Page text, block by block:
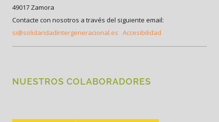
49017 Zamora
Contacte con nosotros a través del siguiente email:
si@solidaridadintergeneracional.es Accesibilidad
NUESTROS COLABORADORES